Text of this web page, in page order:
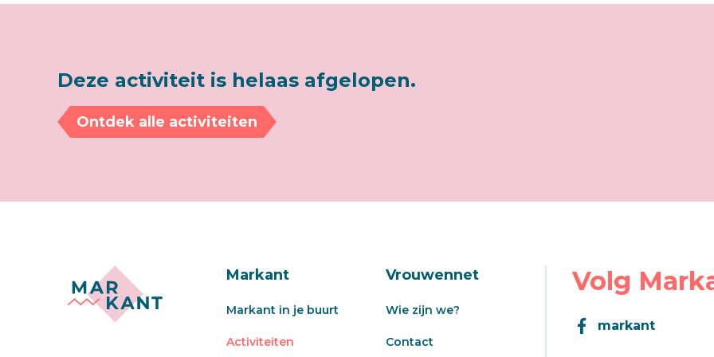
Deze activiteit is helaas afgelopen.
Ontdek alle activiteiten
Markant
Markant in je buurt
Activiteiten
Vrouwennet
Wie zijn we?
Contact
Volg
markant